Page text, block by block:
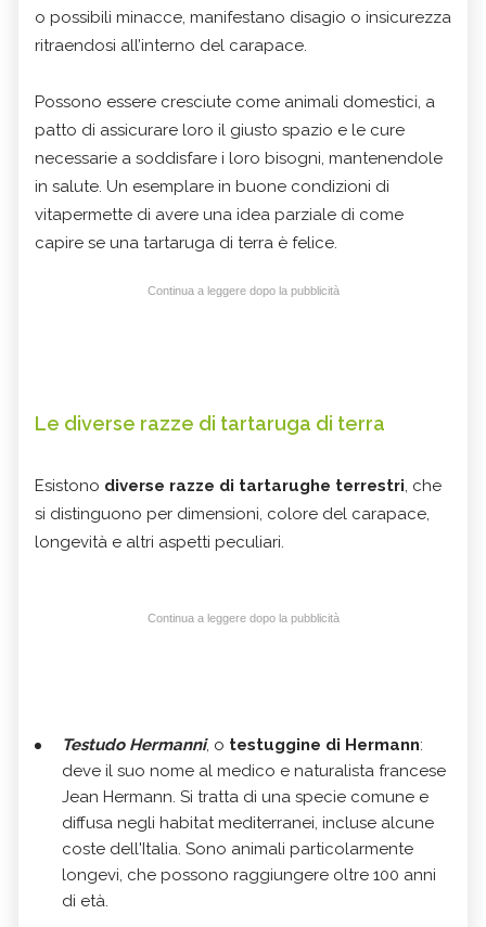
o possibili minacce, manifestano disagio o insicurezza
ritraendosi all’interno del carapace.
Possono essere cresciute come animali domestici, a
patto di assicurare loro il giusto spazio e le cure
necessarie a soddisfare i loro bisogni, mantenendole
in salute. Un esemplare in buone condizioni di
vitapermette di avere una idea parziale di come
capire se una tartaruga di terra è felice.
Continua a leggere dopo la pubblicità
Le diverse razze di tartaruga di terra
Esistono diverse razze di tartarughe terrestri, che
si distinguono per dimensioni, colore del carapace,
longevità e altri aspetti peculiari.
Continua a leggere dopo la pubblicità
Testudo Hermanni, o testuggine di Hermann:
deve il suo nome al medico e naturalista francese
Jean Hermann. Si tratta di una specie comune e
diffusa negli habitat mediterranei, incluse alcune
coste dell'Italia. Sono animali particolarmente
longevi, che possono raggiungere oltre 100 anni
di età.